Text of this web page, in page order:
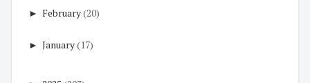
► February(20)
► January(17)